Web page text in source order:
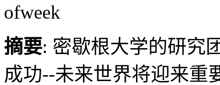
ofweek
摘要: 密歇根大学的研究
成功--未来世界将迎来重